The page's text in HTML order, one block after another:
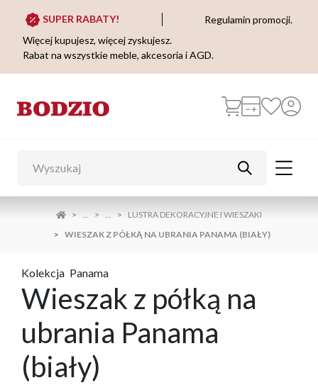
SUPER RABATY!
Regulamin promocji.
Więcej kupujesz, więcej zyskujesz.
Rabat na wszystkie meble, akcesoria i AGD.
... ...
LUSTRA DEKORACYJNE I WIESZAKI
WIESZAK Z PÓŁKĄ NA UBRANIA PANAMA (BIAŁY)
Kolekcja Panama
Wieszak z półką na
ubrania Panama
(biały)